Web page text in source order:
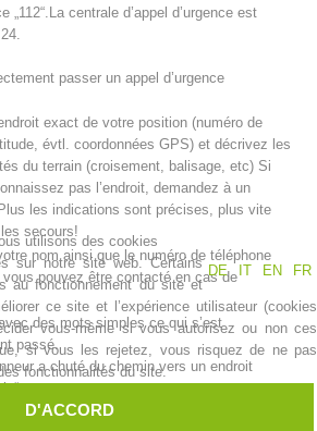
„112“.La centrale d’appel d’urgence est
passer un appel d’urgence
exact de votre position (numéro de
évtl. coordonnées GPS) et décrivez les
du terrain (croisement, balisage, etc) Si
pas l’endroit, demandez à un
les indications sont précises, plus vite
secours!
nom ainsi que le numéro de téléphone
vous pouvez être contacté en cas de
des mots simples ce qui s’est
passé.
a chuté du chemin vers un endroit
au secours proviennent d’une paroi
utilisons des cookies
DE
IT EN FR
sur notre site web. Certains
au fonctionnement du site et
ce site et l’expérience utilisateur (cookies
vous-même si vous autorisez ou non ces
si vous les rejetez, vous risquez de ne pas
fonctionnalités du site.
D'ACCORD